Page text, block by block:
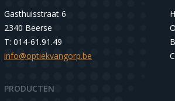
Gasthuisstraat 6
2340 Beerse
T: 014-61.91.49
info@optiekvangorp.be
PRODUCTEN